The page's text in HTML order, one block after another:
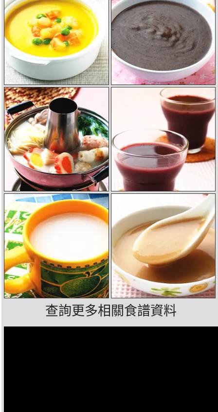
查詢更多相關食譜資料